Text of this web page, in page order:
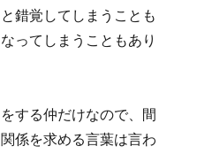
錯覚してしまうことも
ってしまうこともあり
する仲だけなので、間
係を求める言葉は言わ